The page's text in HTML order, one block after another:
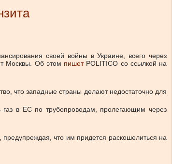
своей войны в Украине, всего через
Москвы. Об этом пишетPOLITICO со ссылкой на
что западные страны делают недостаточно для
газ в ЕС по трубопроводам, пролегающим через
что им придется раскошелиться на